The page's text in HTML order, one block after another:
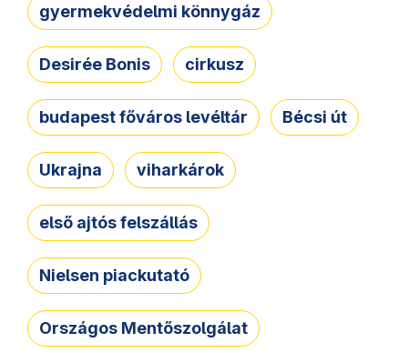
gyermekvédelmi könnygáz
Desirée Bonis cirkusz
budapest főváros levéltár Bécsi út
Ukrajna viharkárok
első ajtós felszállás
Nielsen piackutató
Országos Mentőszolgálat